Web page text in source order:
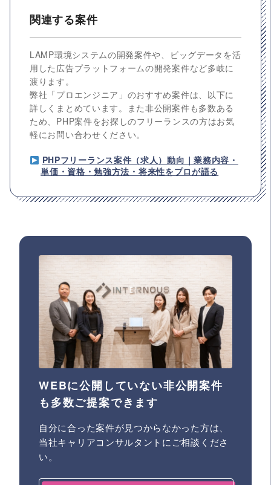
関連する案件
LAMP環境システムの開発案件や、ビッグデータを活
用した広告プラットフォームの開発案件など多岐に
渡ります。
弊社「プロエンジニア」のおすすめ案件は、以下に
詳しくまとめています。また非公開案件も多数ある
ため、PHP案件をお探しのフリーランスの方はお気
軽にお問い合わせください。
PHPフリーランス案件（求人）動向｜業務内容・
単価・資格・勉強方法・将来性をプロが語る
WEBに公開していない非公開案件
も多数ご提案できます
自分に合った案件が見つからなかった方は、
当社キャリアコンサルタントにご相談くださ
い。